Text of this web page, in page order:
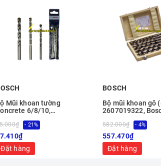
Mũi khoan tường
6/8/10,
- 21%
Đặt hàng
BOSCH
Bộ mũi khoan gỗ
2607019322,
582.000₫ - 4%
557.470₫
Đặt hàng